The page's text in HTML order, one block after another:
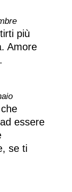
più
Amore
essere
se ti